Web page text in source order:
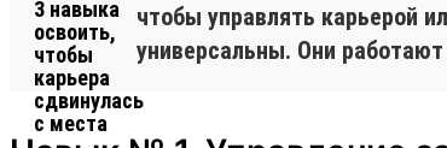
чтобы управлять карьерой
универсальны. Они